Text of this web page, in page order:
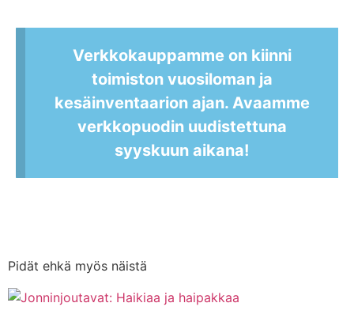
Verkkokauppamme on kiinni
toimiston vuosiloman ja
kesäinventaarion ajan. Avaamme
verkkopuodin uudistettuna
syyskuun aikana!
Pidät ehkä myös näistä